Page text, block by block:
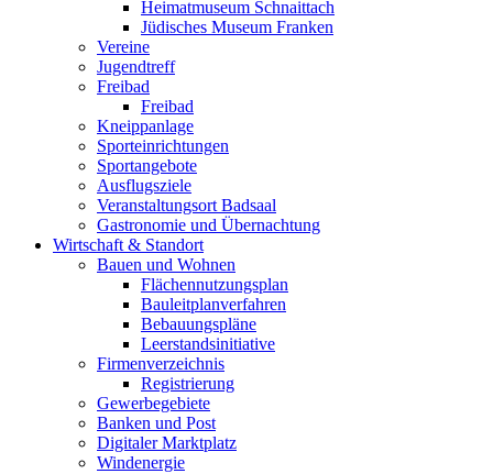
Heimatmuseum Schnaittach
Jüdisches Museum Franken
Vereine
Jugendtreff
Freibad
Freibad
Kneippanlage
Sporteinrichtungen
Sportangebote
Ausflugsziele
Veranstaltungsort Badsaal
Gastronomie und Übernachtung
Wirtschaft & Standort
Bauen und Wohnen
Flächennutzungsplan
Bauleitplanverfahren
Bebauungspläne
Leerstandsinitiative
Firmenverzeichnis
Registrierung
Gewerbegebiete
Banken und Post
Digitaler Marktplatz
Windenergie